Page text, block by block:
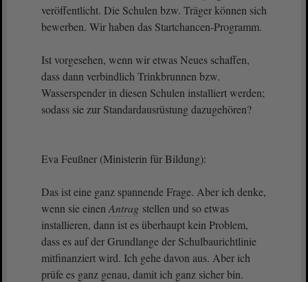
veröffentlicht. Die Schulen bzw. Träger können sich
bewerben. Wir haben das Startchancen-Programm.
Ist vorgesehen, wenn wir etwas Neues schaffen,
dass dann verbindlich Trinkbrunnen bzw.
Wasserspender in diesen Schulen installiert werden;
sodass sie zur Standardausrüstung dazugehören?
Eva Feußner (Ministerin für Bildung):
Das ist eine ganz spannende Frage. Aber ich denke,
wenn sie einen Antrag stellen und so etwas
installieren, dann ist es überhaupt kein Problem,
dass es auf der Grundlange der Schulbaurichtlinie
mitfinanziert wird. Ich gehe davon aus. Aber ich
prüfe es ganz genau, damit ich ganz sicher bin.